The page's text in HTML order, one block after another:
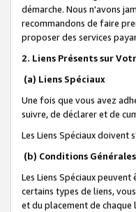
démarche. Nous n'avons
recommandons de faire
proposer des services
2. Liens Présents sur
(a) Liens Spéciaux
Une fois que vous avez
suivre, de déclarer et de
Les Liens Spéciaux
(b) Conditions
Les Liens Spéciaux
certains types de liens,
et du placement de chaque